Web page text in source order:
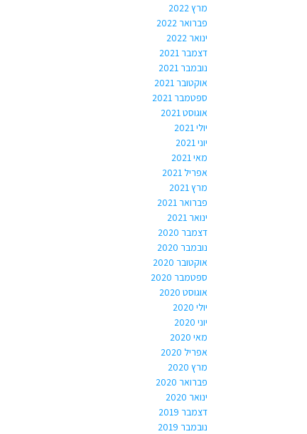
מרץ 2022
פברואר 2022
ינואר 2022
דצמבר 2021
נובמבר 2021
אוקטובר 2021
ספטמבר 2021
אוגוסט 2021
יולי 2021
יוני 2021
מאי 2021
אפריל 2021
מרץ 2021
פברואר 2021
ינואר 2021
דצמבר 2020
נובמבר 2020
אוקטובר 2020
ספטמבר 2020
אוגוסט 2020
יולי 2020
יוני 2020
מאי 2020
אפריל 2020
מרץ 2020
פברואר 2020
ינואר 2020
דצמבר 2019
נובמבר 2019